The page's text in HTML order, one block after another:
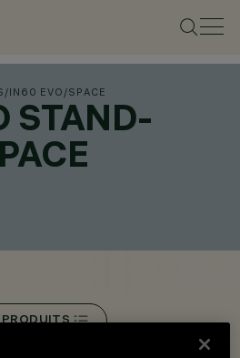
/IN60 EVO /SPACE
STAND-
PRODUITS